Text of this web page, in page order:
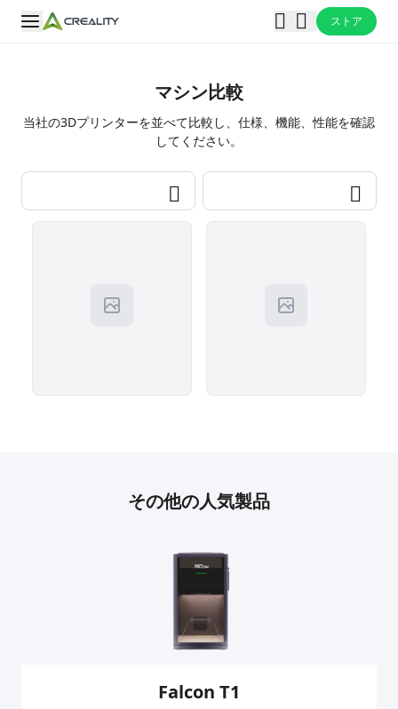
ストア
マシン比較
当社の3Dプリンターを並べて比較し、仕様、機能、性能を確認
してください。
その他の人気製品
Falcon T1